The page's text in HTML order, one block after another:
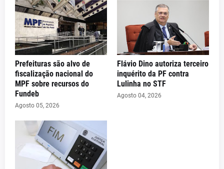
Prefeituras são alvo de
fiscalização nacional do
MPF sobre recursos do
Fundeb
Agosto 05, 2026
Flávio Dino autoriza terceiro
inquérito da PF contra
Lulinha no STF
Agosto 04, 2026